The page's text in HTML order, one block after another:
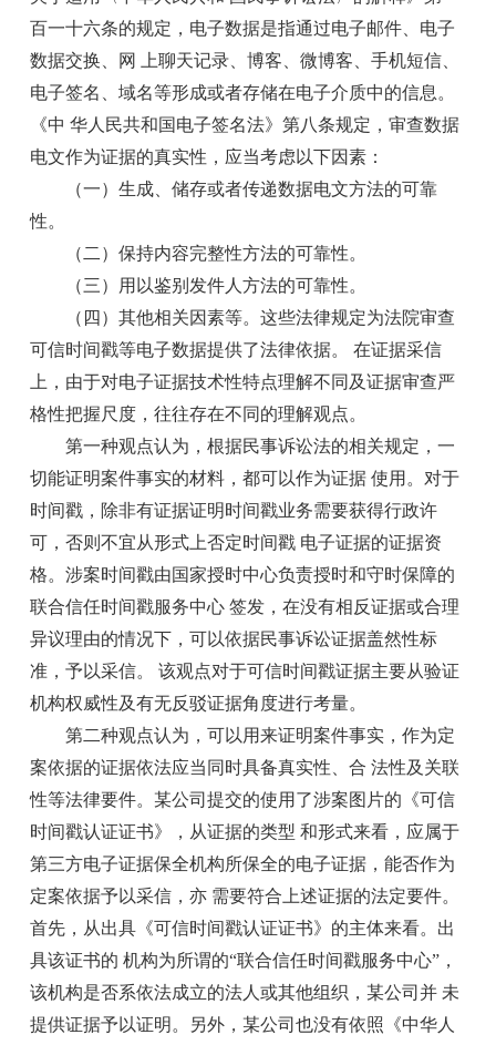
百一十六条的规定，电子数据是指通过电子邮件、电子
数据交换、网 上聊天记录、博客、微博客、手机短信、
电子签名、域名等形成或者存储在电子介质中的信息。
《中 华人民共和国电子签名法》第八条规定，审查数据
电文作为证据的真实性，应当考虑以下因素：
（一）生成、储存或者传递数据电文方法的可靠
性。
（二）保持内容完整性方法的可靠性。
（三）用以鉴别发件人方法的可靠性。
（四）其他相关因素等。这些法律规定为法院审查
可信时间戳等电子数据提供了法律依据。 在证据采信
上，由于对电子证据技术性特点理解不同及证据审查严
格性把握尺度，往往存在不同的理解观点。
第一种观点认为，根据民事诉讼法的相关规定，一
切能证明案件事实的材料，都可以作为证据 使用。对于
时间戳，除非有证据证明时间戳业务需要获得行政许
可，否则不宜从形式上否定时间戳 电子证据的证据资
格。涉案时间戳由国家授时中心负责授时和守时保障的
联合信任时间戳服务中心 签发，在没有相反证据或合理
异议理由的情况下，可以依据民事诉讼证据盖然性标
准，予以采信。 该观点对于可信时间戳证据主要从验证
机构权威性及有无反驳证据角度进行考量。
第二种观点认为，可以用来证明案件事实，作为定
案依据的证据依法应当同时具备真实性、合 法性及关联
性等法律要件。某公司提交的使用了涉案图片的《可信
时间戳认证证书》，从证据的类型 和形式来看，应属于
第三方电子证据保全机构所保全的电子证据，能否作为
定案依据予以采信，亦 需要符合上述证据的法定要件。
首先，从出具《可信时间戳认证证书》的主体来看。出
具该证书的 机构为所谓的“联合信任时间戳服务中心”，
该机构是否系依法成立的法人或其他组织，某公司并 未
提供证据予以证明。另外，某公司也没有依照《中华人